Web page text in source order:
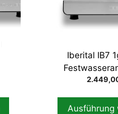
Iberital IB7
Ausführung
Optionen
können
Produktseite
gewählt